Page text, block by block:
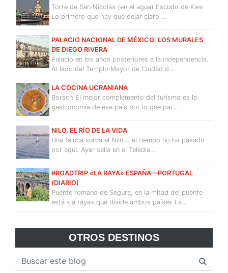
Torre de San Nicolás (en el agua) Escudo de Kiev
Lo primero que hay que dejar claro …
PALACIO NACIONAL DE MÉXICO: LOS MURALES
DE DIEGO RIVERA
Palacio en los años posteriores a la independencia.
Al lado del Templo Mayor de Ciudad d…
LA COCINA UCRANIANA
Borsch El mejor complemento del turismo es la
gastronomía de ese país por lo que par…
NILO, EL RÍO DE LA VIDA
Una faluca surca el Nilo... el tiempo no ha pasado
por aquí. Ayer salía en el Teledia…
#ROADTRIP «LA RAYA» ESPAÑA—PORTUGAL
(DIARIO)
Puente romano de Segura, en la mitad del puente
está «la raya» que divide ambos países La…
OTROS DESTINOS